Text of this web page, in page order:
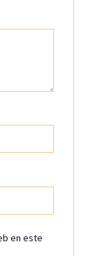
en este